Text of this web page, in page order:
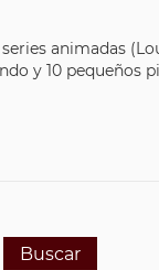
animadas
y 10 pequeños
Buscar